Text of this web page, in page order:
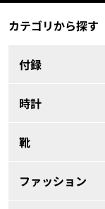
カテゴリから探す
付録
時計
靴
ファッション